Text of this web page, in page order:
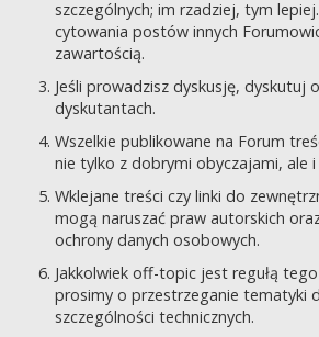
szczególnych; im rzadziej, tym
cytowania postów innych
zawartością.
Jeśli prowadzisz dyskusję, dyskutuj
dyskutantach.
Wszelkie publikowane na Forum
nie tylko z dobrymi obyczajami, ale
Wklejane treści czy linki do
mogą naruszać praw autorskich
ochrony danych osobowych.
Jakkolwiek off-topic jest regułą
prosimy o przestrzeganie tematyki
szczególności technicznych.